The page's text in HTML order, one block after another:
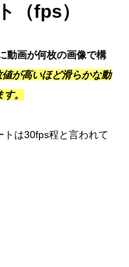
（fps）
動画が何枚の画像で構
値が高いほど滑らかな動
。
トは30fps程と言われて